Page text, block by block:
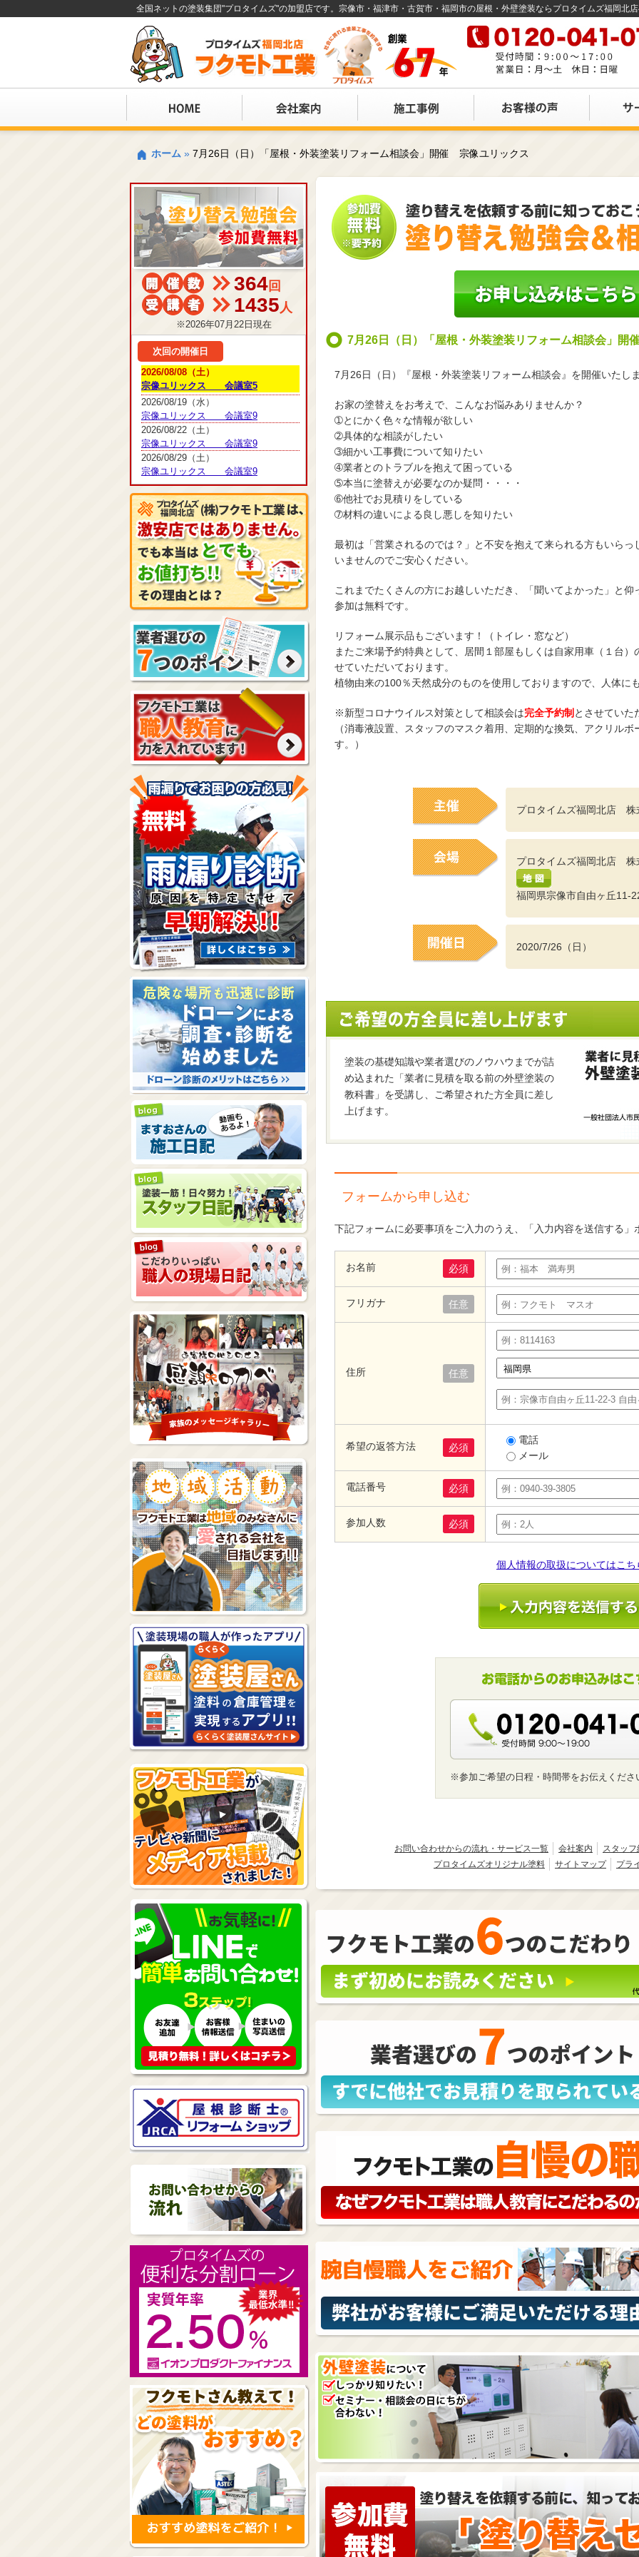
全国ネットの塗装集団"プロタイムズ"の加盟店です。宗像市・福津市・古賀市・福岡市の屋根・外壁塗装ならプロタイムズ福岡北
ホーム » 7月26日（日）「屋根・外装塗装リフォーム相談会」開催 宗像ユリックス
7月26日（日）「屋根・外装塗装リフォーム相談会」
7月26日（日）『屋根・外装塗装リフォーム相談会』を開催いたし
お家の塗替えをお考えで、こんなお悩みありませんか？
➀とにかく色々な情報が欲しい
➁具体的な相談がしたい
➂細かい工事費について知りたい
➃業者とのトラブルを抱えて困っている
➄本当に塗替えが必要なのか疑問・・・・
➅他社でお見積りをしている
➆材料の違いによる良し悪しを知りたい
最初は「営業されるのでは？」と不安を抱えて来られる方もいら
いませんのでご安心ください。
これまでたくさんの方にお越しいただき、「聞いてよかった」と仰
参加は無料です。
リフォーム展示品もございます！（トイレ・窓など）
またご来場予約特典として、居間１部屋もしくは自家用車（１台
せていただいております。
植物由来の100％天然成分のものを使用しておりますので、人体に
※新型コロナウイルス対策として相談会は完全予約制 とさせていた
（消毒液設置、スタッフのマスク着用、定期的な換気、アクリル
す。）
プロタイムズ福岡北店 株
プロタイムズ福岡北店 株
福岡県宗像市自由ヶ丘11-
2020/7/26（日）
塗装の基礎知識や業者選びのノウハウまでが詰
め込まれた「業者に見積を取る前の外壁塗装の
教科書」を受講し、ご希望された方全員に差し
上げます。
フォームから申し込む
下記フォームに必要事項をご入力のうえ、「入力内容を送信する
お名前 必須
フリガナ 任意
住所 任意
希望の返答方法 必須
電話
メール
電話番号 必須
参加人数 必須
個人情報の取扱についてはこち
※参加ご希望の日程・時間帯をお伝えくださ
お問い合わせからの流れ・サービス一覧 会社案内
スタッフ
プロタイムズオリジナル塗料
サイトマップ プラ
364回
1435人
※2026年07月22日現在
次回の開催日
2026/08/08（土）
宗像ユリックス 会議室5
2026/08/19（水）
宗像ユリックス 会議室9
2026/08/22（土）
宗像ユリックス 会議室9
2026/08/29（土）
宗像ユリックス 会議室9